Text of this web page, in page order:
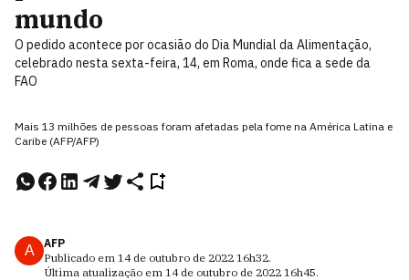
mundo
O pedido acontece por ocasião do Dia Mundial da Alimentação,
celebrado nesta sexta-feira, 14, em Roma, onde fica a sede da
FAO
Mais 13 milhões de pessoas foram afetadas pela fome na América Latina e
Caribe (AFP/AFP)
A
AFP
Publicado em 14 de outubro de 2022 16h32.
Última atualização em 14 de outubro de 2022 16h45.